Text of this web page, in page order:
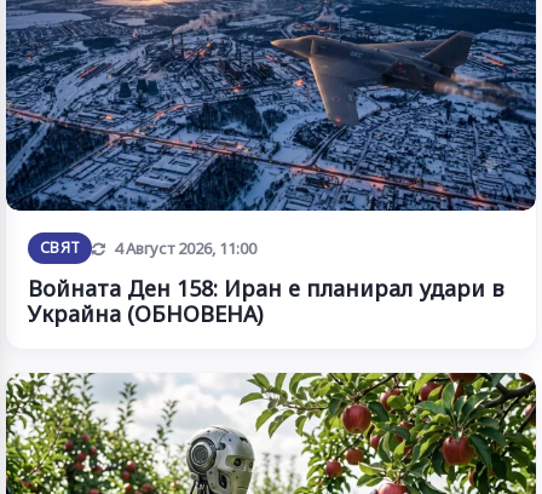
СВЯТ Обновена
4 Август 2026, 11:00
Войната Ден 158: Иран е планирал удари в
Украйна (ОБНОВЕНА)